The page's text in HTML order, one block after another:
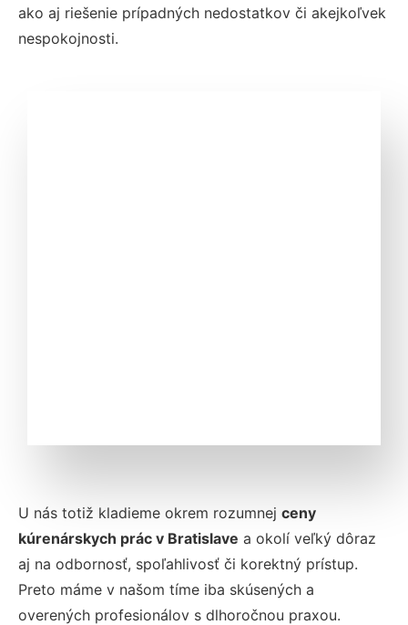
ako aj riešenie prípadných nedostatkov či akejkoľvek
nespokojnosti.
U nás totiž kladieme okrem rozumnej ceny
kúrenárskych prác v Bratislave a okolí veľký dôraz
aj na odbornosť, spoľahlivosť či korektný prístup.
Preto máme v našom tíme iba skúsených a
overených profesionálov s dlhoročnou praxou.